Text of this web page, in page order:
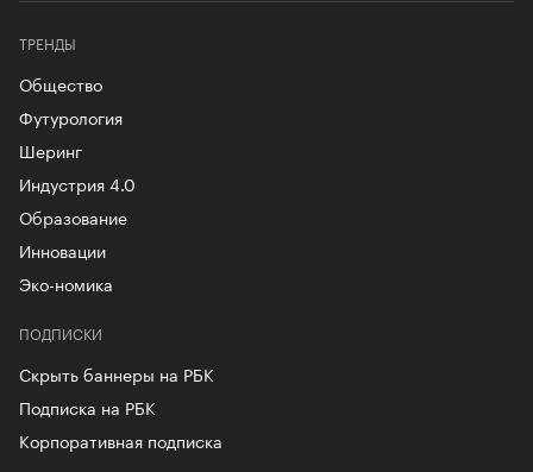
ТРЕНДЫ
Общество
Футурология
Шеринг
Индустрия 4.0
Образование
Инновации
Эко-номика
ПОДПИСКИ
Скрыть баннеры на РБК
Подписка на РБК
Корпоративная подписка